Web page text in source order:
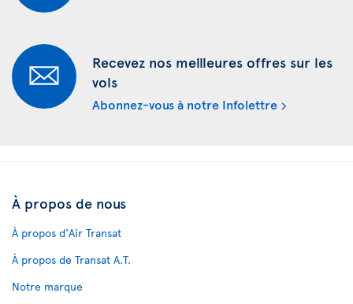
Recevez nos meilleures offres sur les
vols
Abonnez-vous à notre Infolettre
À propos de nous
À propos d'Air Transat
À propos de Transat A.T.
Notre marque